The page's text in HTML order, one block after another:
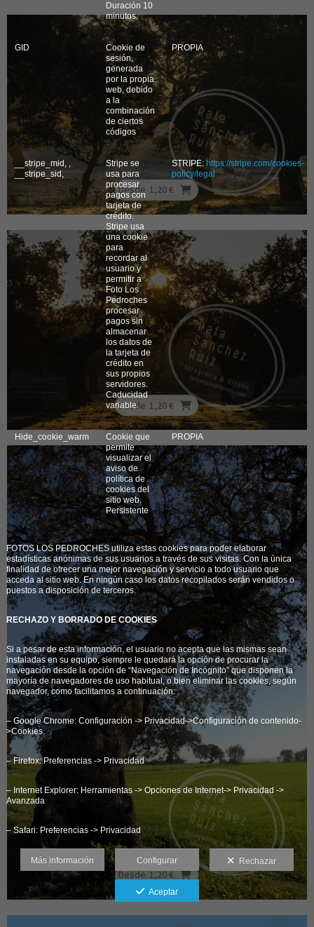
Desde 1,20 €
Desde 1,20 €
Desde 1,20 €
Duración 10
minutos.
GID
Cookie de
sesión,
generada
por la propia
web, debido
a la
combinación
de ciertos
códigos
PROPIA
__stripe_mid, ,
__stripe_sid,
Stripe se
usa para
procesar
pagos con
tarjeta de
crédito.
Stripe usa
una cookie
para
recordar al
usuario y
permitir a
Foto Los
Pedroches
procesar
pagos sin
almacenar
los datos de
la tarjeta de
crédito en
sus propios
servidores.
Caducidad
variable.
STRIPE: https://stripe.com/cookies-
policy/legal
Hide_cookie_warm
Cookie que
permite
visualizar el
aviso de
política de
cookies del
sitio web.
Persistente
PROPIA
FOTOS LOS PEDROCHES utiliza estas cookies para poder elaborar
estadísticas anónimas de sus usuarios a través de sus visitas. Con la única
finalidad de ofrecer una mejor navegación y servicio a todo usuario que
acceda al sitio web. En ningún caso los datos recopilados serán vendidos o
puestos a disposición de terceros.
RECHAZO Y BORRADO DE COOKIES
Si a pesar de esta información, el usuario no acepta que las mismas sean
instaladas en su equipo, siempre le quedará la opción de procurar la
navegación desde la opción de “Navegación de Incógnito” que disponen la
mayoría de navegadores de uso habitual, o bien eliminar las cookies, según
navegador, como facilitamos a continuación:
– Google Chrome: Configuración -> Privacidad->Configuración de contenido-
>Cookies.
– Firefox: Preferencias -> Privacidad
– Internet Explorer: Herramientas -> Opciones de Internet-> Privacidad ->
Avanzada
– Safari: Preferencias -> Privacidad
Más información Configurar Rechazar
Aceptar